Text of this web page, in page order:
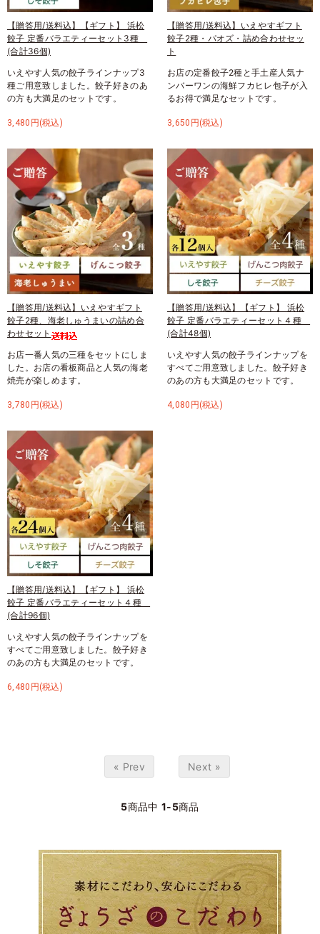
【贈答用/送料込】【ギフト】 浜松
餃子 定番バラエティーセット3種
(合計36個)
いえやす人気の餃子ラインナップ3
種ご用意致しました。餃子好きのあ
の方も大満足のセットです。
3,480円(税込)
【贈答用/送料込】いえやすギフト
餃子2種・パオズ・詰め合わせセッ
ト
お店の定番餃子2種と手土産人気ナ
ンバーワンの海鮮フカヒレ包子が入
るお得で満足なセットです。
3,650円(税込)
【贈答用/送料込】いえやすギフト
餃子2種、海老しゅうまいの詰め合
わせセット
お店一番人気の三種をセットにしま
した。お店の看板商品と人気の海老
焼売が楽しめます。
3,780円(税込)
【贈答用/送料込】【ギフト】 浜松
餃子 定番バラエティーセット４種
(合計48個)
いえやす人気の餃子ラインナップを
すべてご用意致しました。餃子好き
のあの方も大満足のセットです。
4,080円(税込)
【贈答用/送料込】【ギフト】 浜松
餃子 定番バラエティーセット４種
(合計96個)
いえやす人気の餃子ラインナップを
すべてご用意致しました。餃子好き
のあの方も大満足のセットです。
6,480円(税込)
« Prev Next »
5商品中 1-5商品